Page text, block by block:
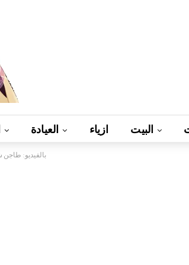
العيادة ازياء البيت
بالفيديو: